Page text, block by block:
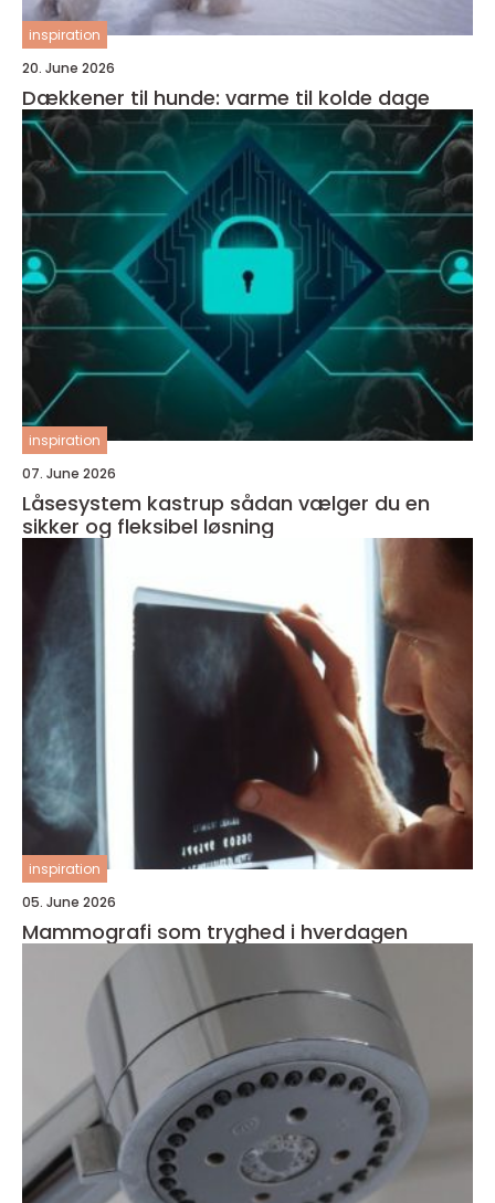
inspiration
20. June 2026
Dækkener til hunde: varme til kolde dage
inspiration
07. June 2026
Låsesystem kastrup sådan vælger du en
sikker og fleksibel løsning
inspiration
05. June 2026
Mammografi som tryghed i hverdagen